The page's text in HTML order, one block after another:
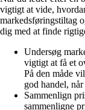
vigtigt at vide,
markedsføringstiltag
dig med at finde
Undersøg
vigtigt at få et
På den måde
god handel,
Sammenlign
sammenligne